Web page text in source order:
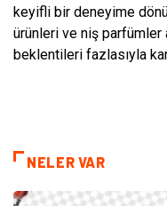
keyifli bir deneyime
ürünleri ve niş parfümler
beklentileri fazlasıyla
NELER VAR